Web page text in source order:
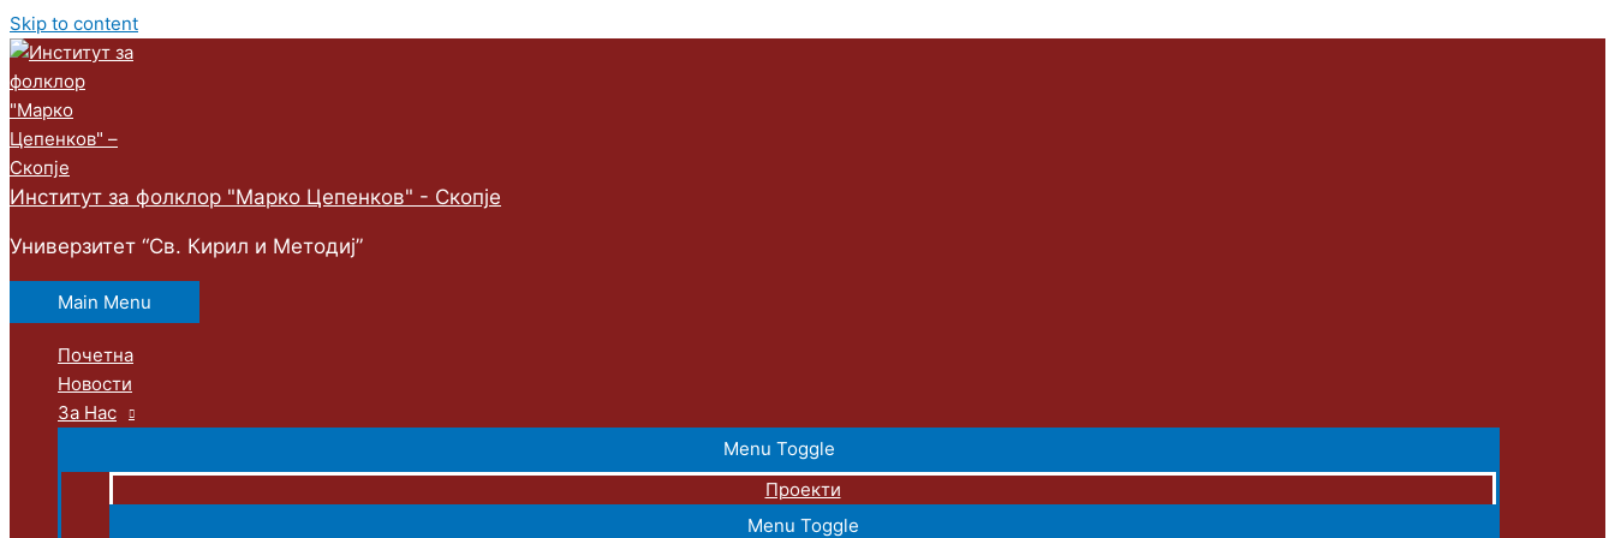
Skip to content
Институт за фолклор "Марко Цепенков" - Скопје
Универзитет “Св. Кирил и Методиј”
Main Menu
Почетна
Новости
За Нас
Menu Toggle
Проекти
Menu Toggle